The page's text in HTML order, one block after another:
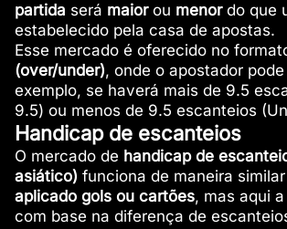
partida será maior ou menor do que
estabelecido pela casa de apostas.
Esse mercado é oferecido no
(over/under), onde o apostador
exemplo, se haverá mais de 9.5
9.5) ou menos de 9.5 escanteios
Handicap de escanteios
O mercado de handicap de
asiático) funciona de maneira
aplicado gols ou cartões, mas aqui
com base na diferença de